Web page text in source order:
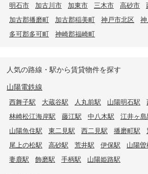
明石市 加古川市 加東市 三木市 高砂市
加古郡播磨町
加古郡稲美町 神戸市北区
多可郡多可町
神崎郡福崎町
人気の路線・駅から賃貸物件を探す
山陽電鉄線
西舞子駅 大蔵谷駅 人丸前駅 山陽明石駅
林崎松江海岸駅
藤江駅 中八木駅 江井ヶ
山陽魚住駅
東二見駅 西二見駅 播磨町駅
尾上の松駅
高砂駅 荒井駅 伊保駅 山陽
妻鹿駅
飾磨駅 手柄駅 山陽姫路駅